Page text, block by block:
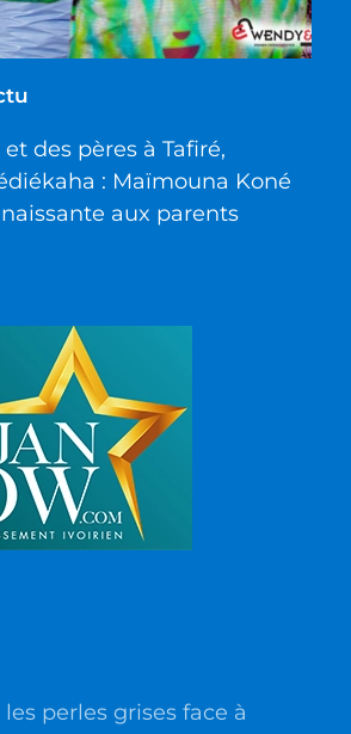
des pères à Tafiré,
: Maïmouna Koné
aux parents
perles grises face à